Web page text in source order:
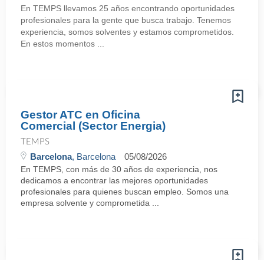
En TEMPS llevamos 25 años encontrando oportunidades
profesionales para la gente que busca trabajo. Tenemos
experiencia, somos solventes y estamos comprometidos.
En estos momentos ...
Gestor ATC en Oficina
Comercial (Sector Energia)
TEMPS
Barcelona, Barcelona 05/08/2026
En TEMPS, con más de 30 años de experiencia, nos
dedicamos a encontrar las mejores oportunidades
profesionales para quienes buscan empleo. Somos una
empresa solvente y comprometida ...